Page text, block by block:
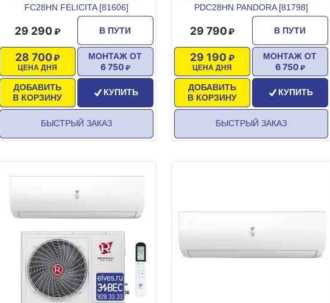
FC28HN FELICITA [81606]
В ПУТИ
29 290
ЦЕНА ДНЯ
28 700
ДОБАВИТЬ
В КОРЗИНУ
МОНТАЖ ОТ
6 750
КУПИТЬ
БЫСТРЫЙ ЗАКАЗ
PDC28HN PANDORA [81798]
В ПУТИ
29 790
ЦЕНА ДНЯ
29 190
ДОБАВИТЬ
В КОРЗИНУ
МОНТАЖ ОТ
6 750
КУПИТЬ
БЫСТРЫЙ ЗАКАЗ